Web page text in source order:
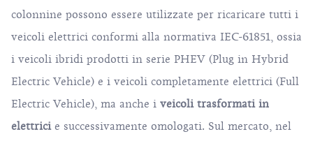
colonnine possono essere utilizzate per ricaricare tutti i
veicoli elettrici conformi alla normativa IEC-61851, ossia
i veicoli ibridi prodotti in serie PHEV (Plug in Hybrid
Electric Vehicle) e i veicoli completamente elettrici (Full
Electric Vehicle), ma anche i veicoli trasformati in
elettricie successivamente omologati. Sul mercato, nel